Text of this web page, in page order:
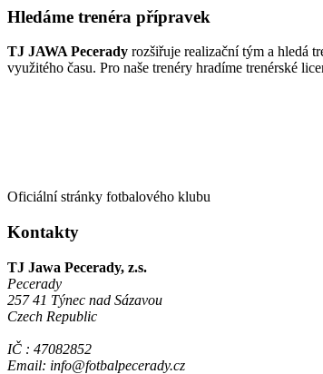
Hledáme trenéra přípravek
TJ JAWA Pecerady rozšiřuje realizační tým a hledá
využitého času. Pro naše trenéry hradíme trenérské
Oficiální stránky fotbalového klubu
Kontakty
TJ Jawa Pecerady, z.s.
Pecerady
257 41 Týnec nad Sázavou
Czech Republic
IČ : 47082852
Email: info@fotbalpecerady.cz